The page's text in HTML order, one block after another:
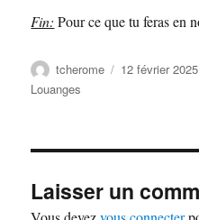
Fin: Pour ce que tu feras en
Auteur
tcherome
Publié
12 février 2025
Louanges
Laisser un